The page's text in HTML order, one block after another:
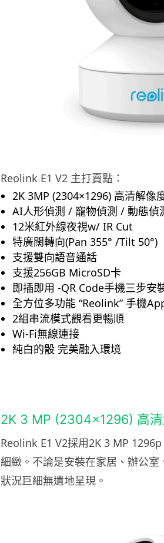
Reolink E1 V2 主打賣點：
2K 3MP (2304×1296) 高清解像
AI人形偵測 / 寵物偵測 / 動態偵
12米紅外線夜視w/ IR Cut
特廣闊轉向(Pan 355° /Tilt 50°)
支援雙向語音通話
支援256GB MicroSD卡
即插即用 -QR Code手機三步安
全方位多功能 “Reolink” 手機
2組串流模式觀看更暢順
Wi-Fi無線連接
純白的骰 完美融入環境
2K 3 MP (2304×1296) 高
Reolink E1 V2採用2K 3 MP
細緻。不論是安裝在家居、辦公
狀況巨細無遺地呈現。